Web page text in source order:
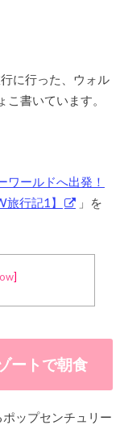
に行った、ウォル
書いています。
ワールドへ出発！
行記1】
」を
]
ートで朝食
ップセンチュリー